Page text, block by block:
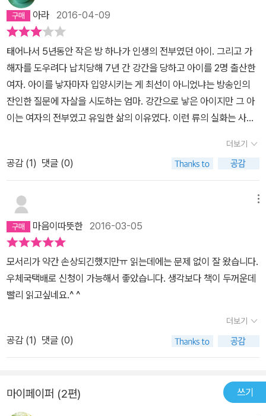
런 일들은 우리가 모르게 세상 어디선가 계속해서 있어왔다. 2006년
나타샤 캄푸쉬 사건에서부터 2009년 요제프 프리츨 사건에 이어 그
뒤로도 줄줄이 터져나온 여성 납치감금사건들이 있고, 더 오래 전으
로 거슬러 올라가면 일본군 성노예 할머니들에 이르기까지 끔찍한 일
들은 있었고, 또 있을 것이다.이 작품 <룸>은 요제프 프리츨 사건
과 제이시 두가드 사건 등을 종합해 놓은 것으로 보인다. 제이시 두가
드는 11살 무렵 납치되었다가 납치범과의 사이에서 딸 둘을 얻었으며
18년 뒤에야 부모에게로 돌아갈 수 있었다. 요제프 프리츨 사건은 자
기의 친 막내딸을 24년간이나 지하감옥에 가둬두고 근친강간해 무려
7명의 아이를 낳게 한 사건이다. 자기 친딸을 대상으로 했다는 점에
요제프 프리츨이 딸 엘리자베스에게서 낳은 아들이자 손자인 막내는
발견 당시 다섯 살로서 바깥 세상이 존재한다는 것조차 몰랐다고 한
다. 아마도 이 다섯 살 아이가 <룸>의 잭으로 재탄생하지 않았을까
싶다.'빠져서 잘됐어. 이제 아프지 않을 거야.'조금 전만 해도 이빨은
엄마의 일부분이었는데 더 이상 아니었다.'참, 베개 밑에 이빨을 넣어
놓으면 밤에 안 보이는 요정이 와서 돈으로 바꾸어준대.''이 안에서는
를 쳐다보고 있었다. 바깥세상에서는 모든 것이 있었다. 스키나 불꽃
놀이, 섬, 엘리베이터, 요요 같은 것이 생각날 때마다, 그것들이 전부
진짜라는 것이, 바깥세상에 모두 실제로 일어나고 있다는 사실이 떠
수, 선생님, 도둑, 아기, 성자, 축구선수 등등, 모두 바깥세상에 진짜
있다. 하지만 나는 거기에 없다. 나랑 엄마는. 우리만 거기에 없다. 우
아라 2016-04-09
태어나서 5년동안 작은 방 하나가 인생의 전부였던 아이. 그리고 가
해자를 도우려다 납치당해 7년 간 강간을 당하고 아이를 2명 출산한
여자. 아이를 낳자마자 입양시키는 게 최선이 아니었냐는 방송인의
잔인한 질문에 자살을 시도하는 엄마. 강간으로 낳은 아이지만 그 아
이는 여자의 전부였고 유일한 삶의 이유였다. 이런 류의 실화는 사실
스 말고, 그들의 감정선을 정밀하게 따라간 소설을 읽어보고 싶었다.
예상가능한 평이한 내용이다. 비교해보려고 영화도 봤는데, 영화라는
특성 때문에 약간 더 불친절하다 싶지만, 그래도 영화가 더 낫다.
더보기
공감 (1) 댓글 (0)
마음이따뜻한2016-03-05
모서리가 약간 손상되긴했지만ㅠ 읽는데에는 문제 없이 잘 왔습니다.
우체국택배로 신청이 가능해서 좋았습니다. 생각보다 책이 두꺼운데
빨리 읽고싶네요.^ ^
더보기
공감 (1) 댓글 (0)
마이페이퍼 (2편) 쓰기